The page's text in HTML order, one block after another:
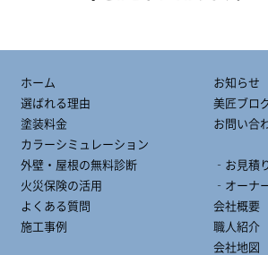
ホーム
選ばれる理由
塗装料金
カラーシミュレーション
外壁・屋根の無料診断
火災保険の活用
よくある質問
施工事例
お知らせ
美匠ブロ
お問い合
‐お見積
‐オーナ
会社概要
職人紹介
会社地図